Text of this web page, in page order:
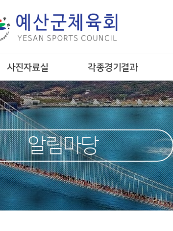
사진자료실 각종경기결과
알림마당